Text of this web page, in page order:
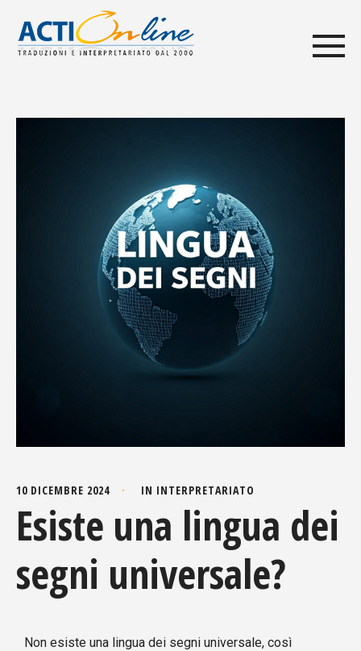
10 DICEMBRE 2024 IN INTERPRETARIATO
Esiste una lingua dei
segni universale?
Non esiste una lingua dei segni universale, così